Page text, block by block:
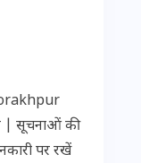
| सूचनाओं की
पर रखें